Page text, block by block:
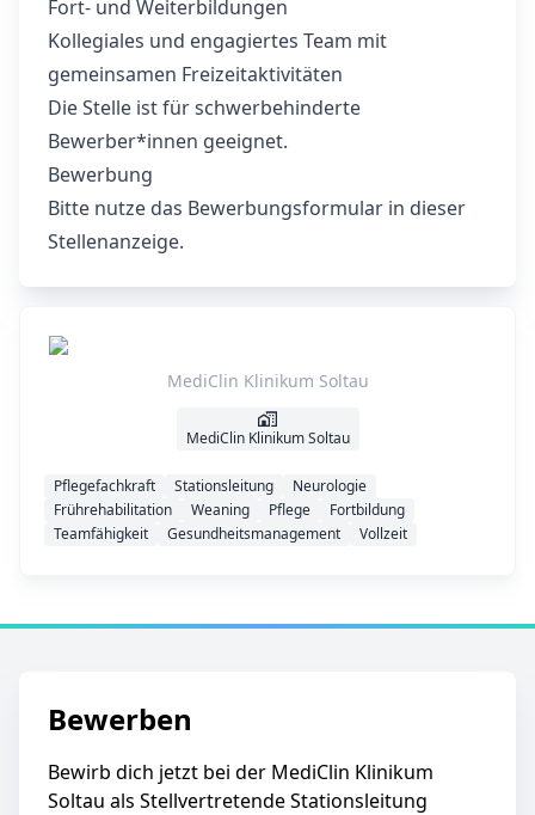
Fort- und Weiterbildungen
Kollegiales und engagiertes Team mit
gemeinsamen Freizeitaktivitäten
Die Stelle ist für schwerbehinderte
Bewerber*innen geeignet.
Bewerbung
Bitte nutze das Bewerbungsformular in dieser
Stellenanzeige.
MediClin Klinikum Soltau
MediClin Klinikum Soltau
Pflegefachkraft Stationsleitung
Neurologie
Frührehabilitation
Weaning Pflege
Fortbildung
Teamfähigkeit
Gesundheitsmanagement Vollzeit
Bewerben
Bewirb dich jetzt bei der MediClin Klinikum
Soltau als Stellvertretende Stationsleitung